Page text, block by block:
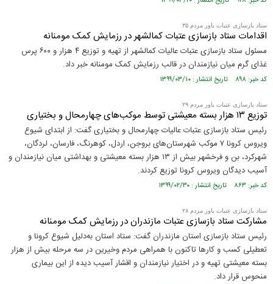
ستاد بازسازی عتبات یاور مردم ۳۵
اقدامات ستاد بازسازی عتبات کمالشهر در رزمایش کمک مومنانه
مسئول ستاد بازسازی عتبات عالیات کمالشهر از تهیه و توزیع ۴ هزار و ۶۰۰ پرس
غذای گرم میان نیازمندان در قالب رزمایش کمک مومنانه خبر داد.
کد خبر: ۸۹۸ تاریخ انتشار : ۱۳۹۹/۰۳/۱۰
ستاد بازسازی عتبات یاور مردم ۲۹
توزیع ۱۳ هزار بسته معیشتی توسط موکب‌های چهارمحال و بختیاری
رئیس ستاد بازسازی عتبات عالیات چهارمحال و بختیاری گفت: از ابتدای شیوع
ویروس کرونا ۷ موکب شهرستان‌های بروجن، اردل، کوهرنگ، فارسان، لردگان،
شهرکرد، بن و فرخشهر بیش از ۱۳ هزار بسته معیشتی و بهداشتی میان نیازمندان و
آسیب دیدگان ویروس کرونا توزیع کردند.
کد خبر: ۸۶۳ تاریخ انتشار : ۱۳۹۹/۰۲/۳۰
ستاد بازسازی عتبات یاور مردم ۲۸
مشارکت ستاد بازسازی عتبات مازندران در رزمایش کمک مومنانه
رئیس ستاد بازسازی استان مازندران گفت: ستاد استان به‌دلیل شیوع کرونا و
تعطیلی کسب و کار‌ها تاکنون با همراهی مردم وخیرین در سه مرحله بیش از هزار
بسته معیشتی تهیه و در اختیار نیازمندان و اقشار آسیب دیده از این بیماری
منحوس قرار داد.